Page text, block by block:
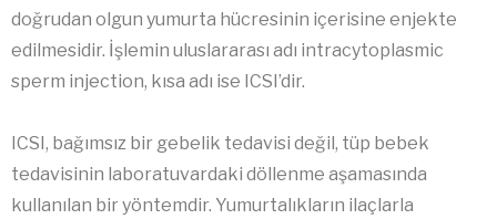
doğrudan olgun yumurta hücresinin içerisine enjekte
edilmesidir. İşlemin uluslararası adı intracytoplasmic
sperm injection, kısa adı ise ICSI’dir.
ICSI, bağımsız bir gebelik tedavisi değil, tüp bebek
tedavisinin laboratuvardaki döllenme aşamasında
kullanılan bir yöntemdir. Yumurtalıkların ilaçlarla